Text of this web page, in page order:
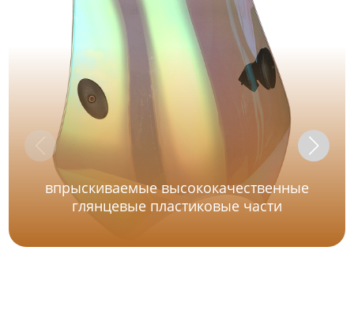
впрыскиваемые высококачественные
глянцевые пластиковые части